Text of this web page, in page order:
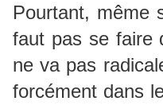
Pourtant, même
faut pas se faire
ne va pas
forcément dans